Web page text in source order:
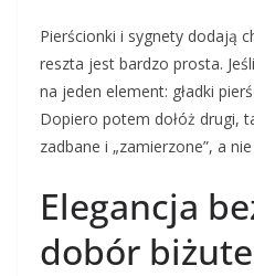
Pierścionki i sygnety dodają
reszta jest bardzo prosta.
na jeden element: gładki
Dopiero potem dołóż drugi,
zadbane i „zamierzone”, a
Elegancja
dobór